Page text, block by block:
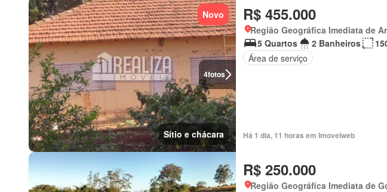
4fotos
Novo
Sítio e chácara
R$ 455.000
Região Geográfica Imediata de
5 Quartos
2 Banheiros
Área de serviço
Há 1 dia, 11 horas em Imovelweb
R$ 250.000
Região Geográfica Imediata de